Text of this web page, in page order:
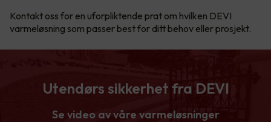
Kontakt oss for en uforpliktende prat om hvilken DEVI
varmeløsning som passer best for ditt behov eller prosjekt.
Utendørs sikkerhet fra DEVI
Se video av våre varmeløsninger